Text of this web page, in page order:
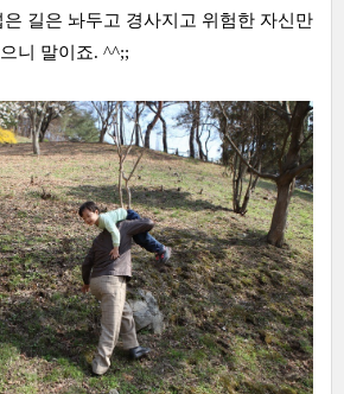
길은 놔두고 경사지고 위험한 자신만
니 말이죠. ^^;;